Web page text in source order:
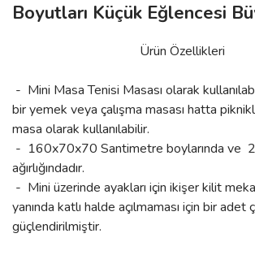
Boyutları Küçük Eğlencesi
Ürün Özellikleri
- Mini Masa Tenisi Masası olarak
bir yemek veya çalışma masası hatta
masa olarak kullanılabilir.
- 160x70x70 Santimetre boylarında ve
ağırlığındadır.
- Mini üzerinde ayakları için ikişer kilit
yanında katlı halde açılmaması için bir adet
güçlendirilmiştir.